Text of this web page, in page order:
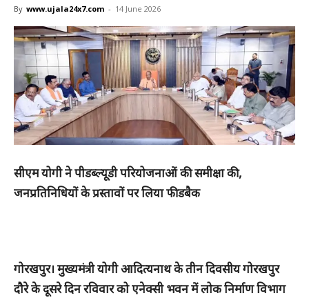
By www.ujala24x7.com - 14 June 2026
सीएम योगी ने पीडब्ल्यूडी परियोजनाओं की समीक्षा की,
जनप्रतिनिधियों के प्रस्तावों पर लिया फीडबैक
गोरखपुर। मुख्यमंत्री योगी आदित्यनाथ के तीन दिवसीय गोरखपुर
दौरे के दूसरे दिन रविवार को एनेक्सी भवन में लोक निर्माण विभाग